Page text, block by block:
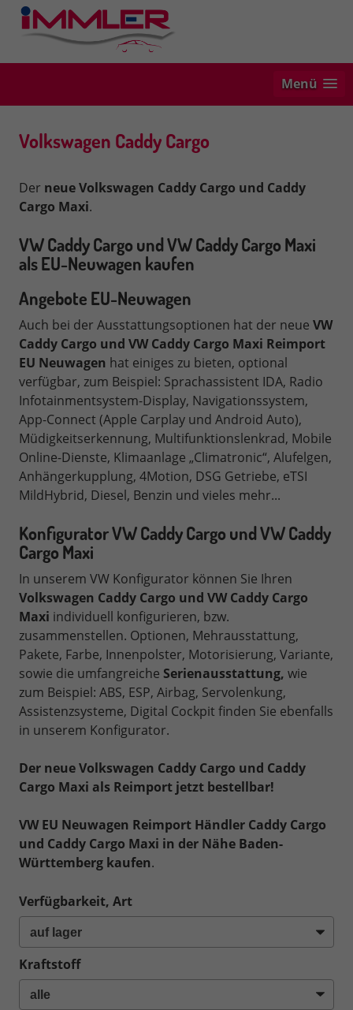
Menü
Volkswagen Caddy Cargo
Der neue Volkswagen Caddy Cargo und Caddy
Cargo Maxi.
VW Caddy Cargo und VW Caddy Cargo Maxi
als EU-Neuwagen kaufen
Angebote EU-Neuwagen
Auch bei der Ausstattungsoptionen hat der neue VW
Caddy Cargo und VW Caddy Cargo Maxi Reimport
EU Neuwagen hat einiges zu bieten, optional
verfügbar, zum Beispiel: Sprachassistent IDA, Radio
Infotainmentsystem-Display, Navigationssystem,
App-Connect (Apple Carplay und Android Auto),
Müdigkeitserkennung, Multifunktionslenkrad, Mobile
Online-Dienste, Klimaanlage „Climatronic“, Alufelgen,
Anhängerkupplung, 4Motion, DSG Getriebe, eTSI
MildHybrid, Diesel, Benzin und vieles mehr...
Konfigurator VW Caddy Cargo und VW Caddy
Cargo Maxi
In unserem VW Konfigurator können Sie Ihren
Volkswagen Caddy Cargo und VW Caddy Cargo
Maxi individuell konfigurieren, bzw.
zusammenstellen. Optionen, Mehrausstattung,
Pakete, Farbe, Innenpolster, Motorisierung, Variante,
sowie die umfangreiche Serienausstattung, wie
zum Beispiel: ABS, ESP, Airbag, Servolenkung,
Assistenzsysteme, Digital Cockpit finden Sie ebenfalls
in unserem Konfigurator.
Der neue Volkswagen Caddy Cargo und Caddy
Cargo Maxi als Reimport jetzt bestellbar!
VW EU Neuwagen Reimport Händler Caddy Cargo
und Caddy Cargo Maxi in der Nähe Baden-
Württemberg kaufen.
Verfügbarkeit, Art
Kraftstoff